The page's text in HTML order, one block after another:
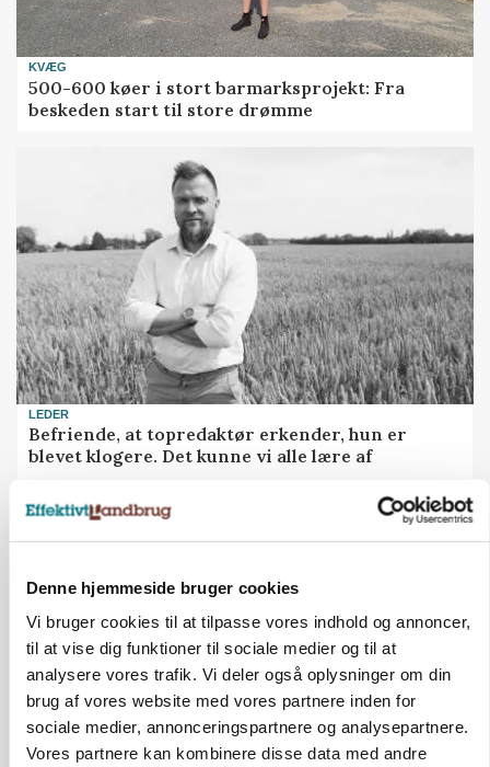
Denne hjemmeside bruger cookies
Vi bruger cookies til at tilpasse vores indhold og annoncer,
til at vise dig funktioner til sociale medier og til at
analysere vores trafik. Vi deler også oplysninger om din
brug af vores website med vores partnere inden for
sociale medier, annonceringspartnere og analysepartnere.
Vores partnere kan kombinere disse data med andre
KVÆG
500-600 køer i stort barmarksprojekt: Fra
beskeden start til store drømme
LEDER
Befriende, at topredaktør erkender, hun er
blevet klogere. Det kunne vi alle lære af